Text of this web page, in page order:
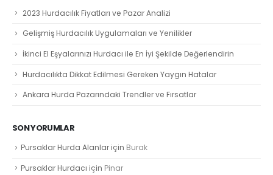
2023 Hurdacılık Fiyatları ve Pazar Analizi
Gelişmiş Hurdacılık Uygulamaları ve Yenilikler
İkinci El Eşyalarınızı Hurdacı ile En İyi Şekilde Değerlendirin
Hurdacılıkta Dikkat Edilmesi Gereken Yaygın Hatalar
Ankara Hurda Pazarındaki Trendler ve Fırsatlar
SON YORUMLAR
Pursaklar Hurda Alanlariçin Burak
Pursaklar Hurdacı için Pinar